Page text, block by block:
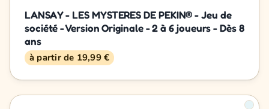
LANSAY - LES MYSTERES DE PEKIN® - Jeu de
société - Version Originale - 2 à 6 joueurs - Dès 8
ans
à partir de 19,99 €